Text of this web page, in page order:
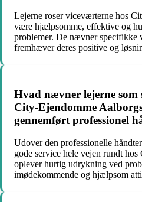
Lejerne roser viceværterne hos
være hjælpsomme, effektive og
problemer. De nævner specifikke
fremhæver deres positive og
Hvad nævner lejerne
City-Ejendomme
gennemført professionel
Udover den professionelle
gode service hele vejen rundt
oplever hurtig udrykning ved
imødekommende og hjælpsom